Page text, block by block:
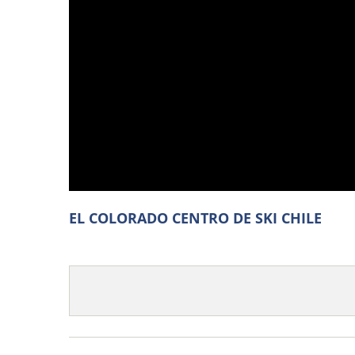
EL COLORADO CENTRO DE SKI CHILE